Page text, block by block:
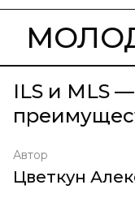
ILS и MLS
Автор
Цветкун